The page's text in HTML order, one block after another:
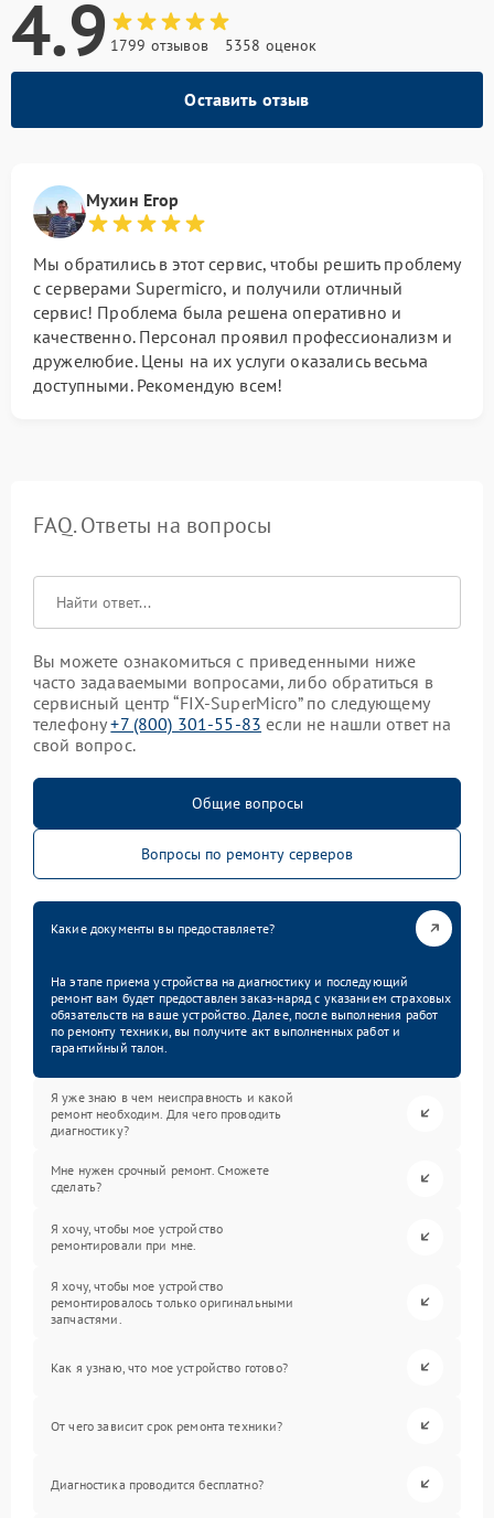
4.9 1799 отзывов 5358 оценок
Оставить отзыв
Мухин Егор
Мы обратились в этот сервис, чтобы решить проблему
с серверами Supermicro, и получили отличный
сервис! Проблема была решена оперативно и
качественно. Персонал проявил профессионализм и
дружелюбие. Цены на их услуги оказались весьма
доступными. Рекомендую всем!
FAQ. Ответы на вопросы
Вы можете ознакомиться с приведенными ниже
часто задаваемыми вопросами, либо обратиться в
сервисный центр “FIX-SuperMicro” по следующему
телефону+7 (800) 301-55-83 если не нашли ответ на
свой вопрос.
Общие вопросы
Вопросы по ремонту серверов
Какие документы вы предоставляете?
На этапе приема устройства на диагностику и последующий
ремонт вам будет предоставлен заказ-наряд с указанием страховых
обязательств на ваше устройство. Далее, после выполнения работ
по ремонту техники, вы получите акт выполненных работ и
гарантийный талон.
Я уже знаю в чем неисправность и какой
ремонт необходим. Для чего проводить
диагностику?
Мне нужен срочный ремонт. Сможете
сделать?
Я хочу, чтобы мое устройство
ремонтировали при мне.
Я хочу, чтобы мое устройство
ремонтировалось только оригинальными
запчастями.
Как я узнаю, что мое устройство готово?
От чего зависит срок ремонта техники?
Диагностика проводится бесплатно?